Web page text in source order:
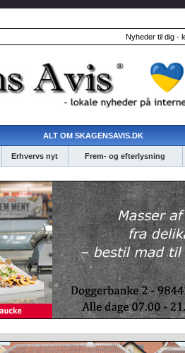
Nyheder til dig -
ALT OM SKAGENSAVIS.DK
Erhvervs nyt Frem- og efterlysning